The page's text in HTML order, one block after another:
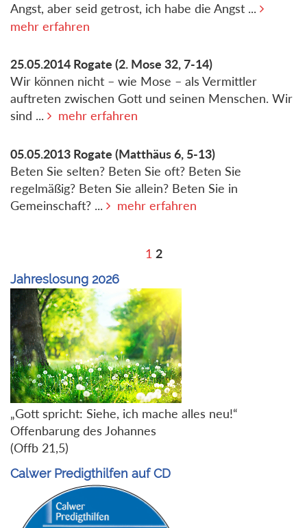
Angst, aber seid getrost, ich habe die Angst ...
mehr erfahren
25.05.2014 Rogate (2. Mose 32, 7-14)
Wir können nicht – wie Mose – als Vermittler
auftreten zwischen Gott und seinen Menschen. Wir
sind ...
mehr erfahren
05.05.2013 Rogate (Matthäus 6, 5-13)
Beten Sie selten? Beten Sie oft? Beten Sie
regelmäßig? Beten Sie allein? Beten Sie in
Gemeinschaft? ...
mehr erfahren
1 2
Jahreslosung 2026
„Gott spricht: Siehe, ich mache alles neu!“
Offenbarung des Johannes
(Offb 21,5)
Calwer Predigthilfen auf CD